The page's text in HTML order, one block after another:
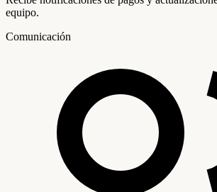
equipo.
Comunicación